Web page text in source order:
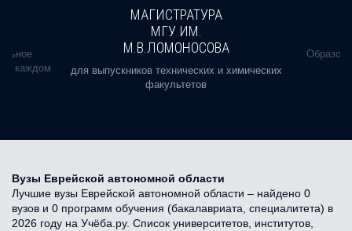
в каждом
МАГИСТРАТУРА
МГУ ИМ.
М.В.ЛОМОНОСОВА
для выпускников технических и химических
факультетов
Вузы Еврейской автономной области
Лучшие вузы Еврейской автономной области – найдено 0
вузов и 0 программ обучения (бакалавриата, специалитета) в
2026 году на Учёба.ру. Список университетов, институтов,